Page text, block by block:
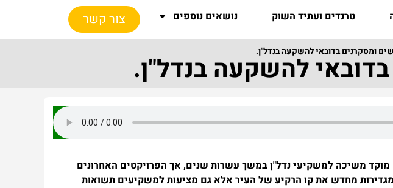
טרנדים ועתיד השוק נושאים נוספים צור קשר
ומסקרנים בדובאי להשקעה בנדל"ן.להשקעה בנדל"ן.
מוקד משיכה למשקיעי נדל"ן במשך עשרות שנים, אך הפרויקטים האחרונים
מחדש את קו הרקיע של העיר אלא גם מציעות למשקיעים תשואות